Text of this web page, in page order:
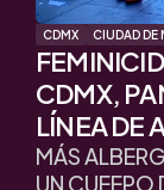
CDMX CIUDAD DE
CDMX,
LÍNEA DE
MÁS
UN CUEEPO